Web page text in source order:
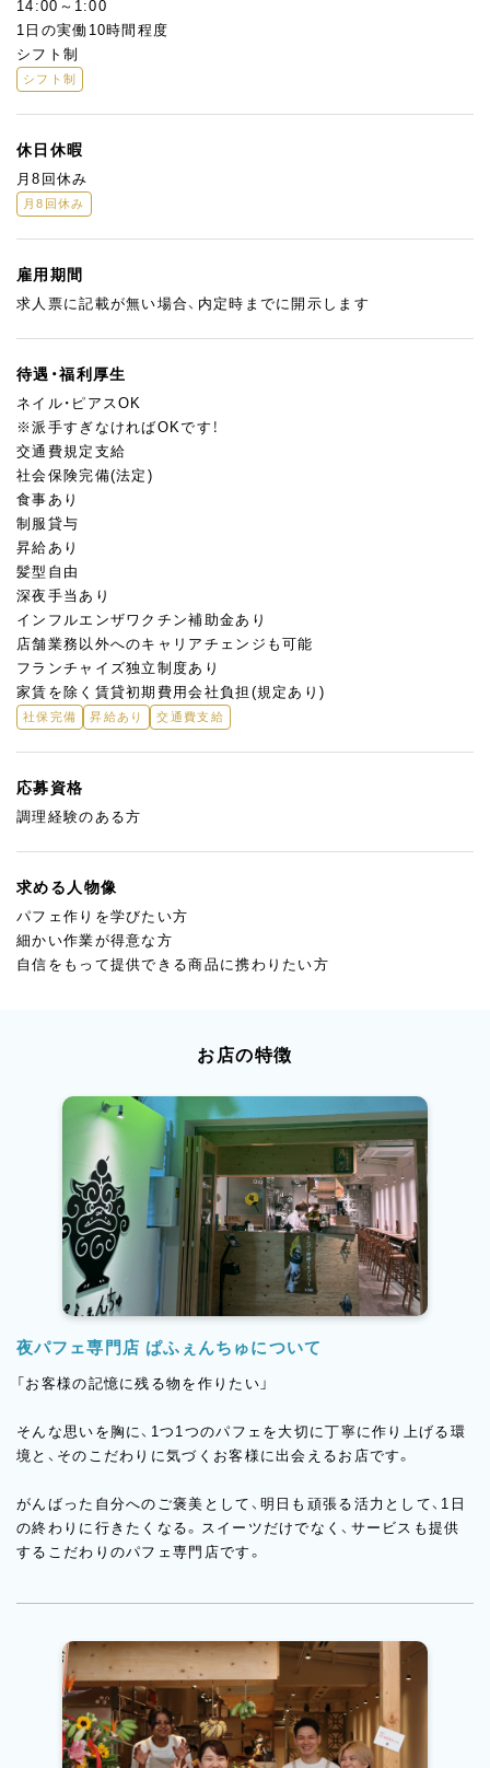
14:00～1:00
1日の実働10時間程度
シフト制
シフト制
休日休暇
月8回休み
月8回休み
雇用期間
求人票に記載が無い場合、内定時までに開示します
待遇・福利厚生
ネイル・ピアスOK
※派手すぎなければOKです！
交通費規定支給
社会保険完備(法定)
食事あり
制服貸与
昇給あり
髪型自由
深夜手当あり
インフルエンザワクチン補助金あり
店舗業務以外へのキャリアチェンジも可能
フランチャイズ独立制度あり
家賃を除く賃貸初期費用会社負担(規定あり)
社保完備 昇給あり 交通費支給
応募資格
調理経験のある方
求める人物像
パフェ作りを学びたい方
細かい作業が得意な方
自信をもって提供できる商品に携わりたい方
お店の特徴
夜パフェ専門店 ぱふぇんちゅについて
「お客様の記憶に残る物を作りたい」
そんな思いを胸に、1つ1つのパフェを大切に丁寧に作り上げる環
境と、そのこだわりに気づくお客様に出会えるお店です。
がんばった自分へのご褒美として、明日も頑張る活力として、1日
の終わりに行きたくなる。スイーツだけでなく、サービスも提供
するこだわりのパフェ専門店です。